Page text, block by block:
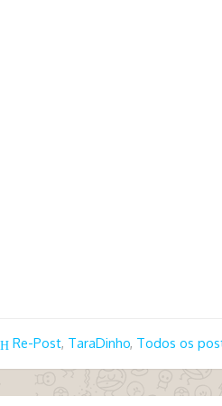
Re-Post, TaraDinho, Todos os